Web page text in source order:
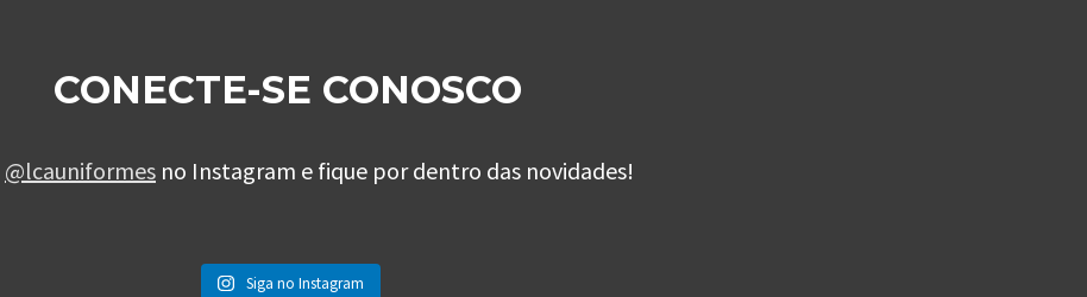
CONECTE-SE CONOSCO
@lcauniformes no Instagram e fique por dentro das novidades!
Siga no Instagram